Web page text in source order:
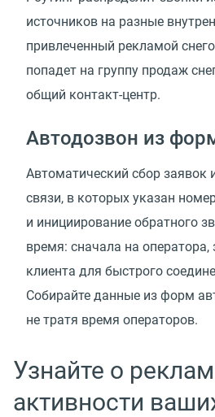
источников на разные
привлеченный рекламой
попадет на группу продаж
общий контакт-центр.
Автодозвон из
Автоматический сбор заявок
связи, в которых указан
и инициирование обратного
время: сначала на
клиента для быстрого
Собирайте данные из форм
не тратя время операторов.
Узнайте о
активности